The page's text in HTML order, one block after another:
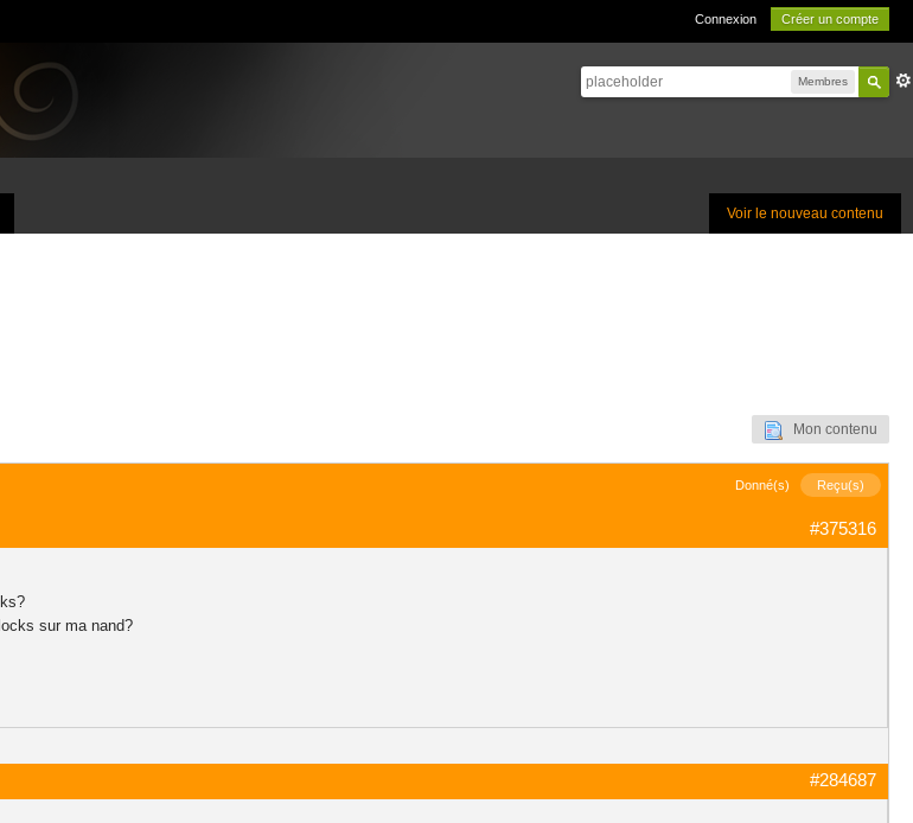
Connexion Créer un compte
Membres
Voir le nouveau contenu
Mon contenu
Donné(s) Reçu(s)
#375316
sur ma nand?
#284687